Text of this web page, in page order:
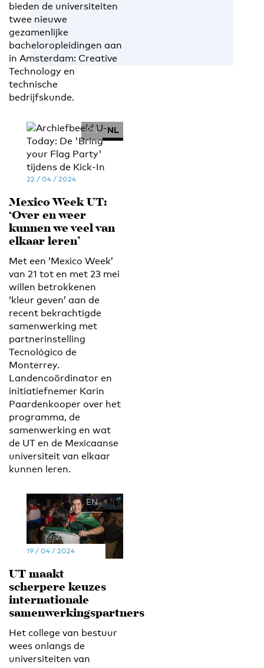
bieden de universiteiten
twee nieuwe
gezamenlijke
bacheloropleidingen aan
in Amsterdam: Creative
Technology en
technische
bedrijfskunde.
EN NL
22 / 04 / 2024
Mexico Week UT:
‘Over en weer
kunnen we veel van
elkaar leren’
Met een ‘Mexico Week’
van 21 tot en met 23 mei
willen betrokkenen
‘kleur geven’ aan de
recent bekrachtigde
samenwerking met
partnerinstelling
Tecnológico de
Monterrey.
Landencoördinator en
initiatiefnemer Karin
Paardenkooper over het
programma, de
samenwerking en wat
de UT en de Mexicaanse
universiteit van elkaar
kunnen leren.
EN NL
19 / 04 / 2024
UT maakt
scherpere keuzes
internationale
samenwerkingspartners
Het college van bestuur
wees onlangs de
universiteiten van